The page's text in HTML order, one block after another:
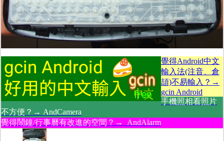
覺得Android中文
輸入法(注音、倉
頡)不易輸入？→
gcin Android
手機照相看照片
不方便？→ AndCamera
覺得鬧鐘/行事曆有改進的空間？→ AndAlarm